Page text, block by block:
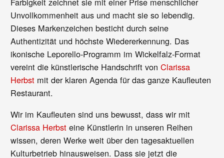
Unvollkommenheit aus und macht sie so lebendig.
Dieses Markenzeichen besticht durch seine
Authentizität und höchste Wiedererkennung. Das
ikonische Leporello-Programm im Wickelfalz-Format
vereint die künstlerische Handschrift vonClarissa
Herbst mit der klaren Agenda für das ganze Kaufleuten
Restaurant.
Wir im Kaufleuten sind uns bewusst, dass wir mit
Clarissa Herbst eine Künstlerin in unseren Reihen
wissen, deren Werke weit über den tagesaktuellen
Kulturbetrieb hinausweisen. Dass sie jetzt die